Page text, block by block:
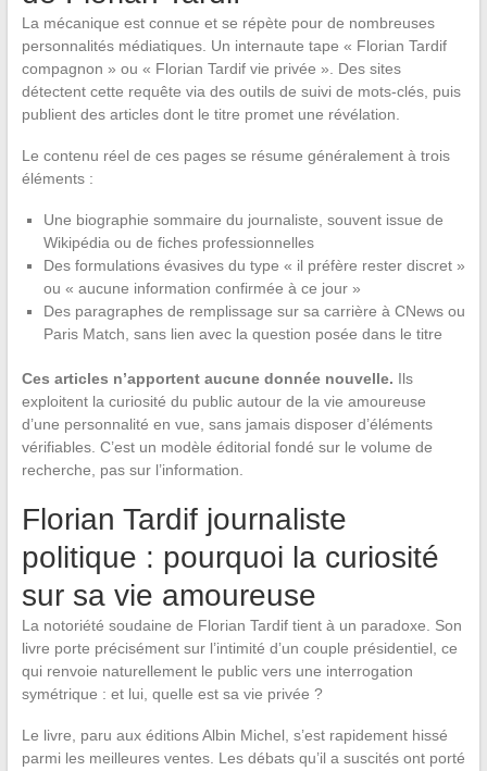
La mécanique est connue et se répète pour de nombreuses
personnalités médiatiques. Un internaute tape « Florian Tardif
compagnon » ou « Florian Tardif vie privée ». Des sites
détectent cette requête via des outils de suivi de mots-clés, puis
publient des articles dont le titre promet une révélation.
Le contenu réel de ces pages se résume généralement à trois
éléments :
Une biographie sommaire du journaliste, souvent issue de
Wikipédia ou de fiches professionnelles
Des formulations évasives du type « il préfère rester discret »
ou « aucune information confirmée à ce jour »
Des paragraphes de remplissage sur sa carrière à CNews ou
Paris Match, sans lien avec la question posée dans le titre
Ces articles n’apportent aucune donnée nouvelle. Ils
exploitent la curiosité du public autour de la vie amoureuse
d’une personnalité en vue, sans jamais disposer d’éléments
vérifiables. C’est un modèle éditorial fondé sur le volume de
recherche, pas sur l’information.
Florian Tardif journaliste
politique : pourquoi la curiosité
sur sa vie amoureuse
La notoriété soudaine de Florian Tardif tient à un paradoxe. Son
livre porte précisément sur l’intimité d’un couple présidentiel, ce
qui renvoie naturellement le public vers une interrogation
symétrique : et lui, quelle est sa vie privée ?
Le livre, paru aux éditions Albin Michel, s’est rapidement hissé
parmi les meilleures ventes. Les débats qu’il a suscités ont porté